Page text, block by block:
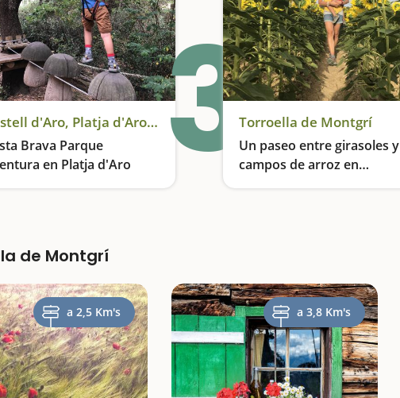
Castell d'Aro, Platja d'Aro y S'Agaró
Brava Parque
en Platja d'Aro
Circuitos entre los árboles, tirolinas, puentes colgantes, rocódromos y mucho más 3Torroella de Montgrí
Un paseo entre girasoles y
campos de arroz en
de Montgrí
a 2,5 Km's a 3,8 Km's